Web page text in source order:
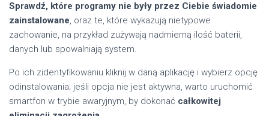
Sprawdź, które programy nie były przez Ciebie świadomie
zainstalowane, oraz te, które wykazują nietypowe
zachowanie, na przykład zużywają nadmierną ilość baterii,
danych lub spowalniają system.
Po ich zidentyfikowaniu kliknij w daną aplikację i wybierz opcję
odinstalowania; jeśli opcja nie jest aktywna, warto uruchomić
smartfon w trybie awaryjnym, by dokonać całkowitej